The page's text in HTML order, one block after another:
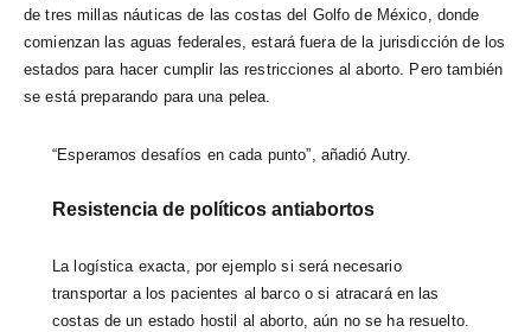
de tres millas náuticas de las costas del Golfo de México, donde
comienzan las aguas federales, estará fuera de la jurisdicción de los
estados para hacer cumplir las restricciones al aborto. Pero también
se está preparando para una pelea.
“Esperamos desafíos en cada punto”, añadió Autry.
Resistencia de políticos antiabortos
La logística exacta, por ejemplo si será necesario
transportar a los pacientes al barco o si atracará en las
costas de un estado hostil al aborto, aún no se ha resuelto.